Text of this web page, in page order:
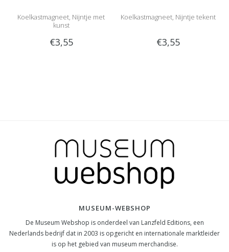
Koelkastmagneet, Nijntje met
kunst
€3,55
Koelkastmagneet, Nijntje tekent
€3,55
MUSEUM-WEBSHOP
De Museum Webshop is onderdeel van Lanzfeld Editions, een
Nederlands bedrijf dat in 2003 is opgericht en internationale marktleider
is op het gebied van museum merchandise.